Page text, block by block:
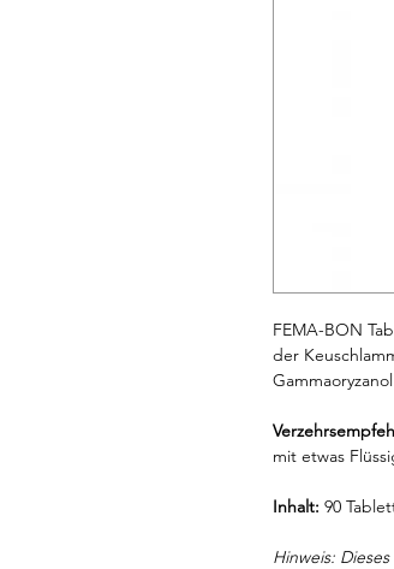
FEMA-BON
der
mit etwas
Inhalt: 90
Hinweis: